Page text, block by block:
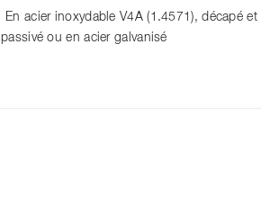
En acier inoxydable V4A (1.4571), décapé et
passivé ou en acier galvanisé